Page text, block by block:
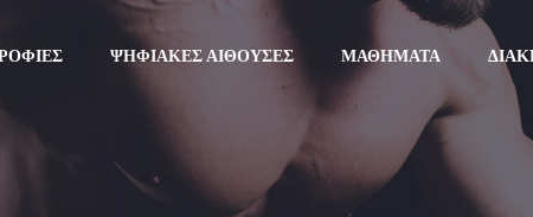
ΨΗΦΙΑΚΈΣ ΑΊΘΟΥΣΕΣ ΜΑΘΉΜΑΤΑ